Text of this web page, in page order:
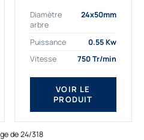
adapté à toutes les
applications. Nous
déterminons,
fournissons
des moteurs
asynchrones depuis
Diamètre
arbre
24x50mm
Puissance
0.55 Kw
Vitesse
750 Tr/min
VOIR LE
PRODUIT
de 24/318